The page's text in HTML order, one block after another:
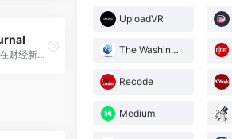
华尔街日报，着重在财经新闻的报道
UploadVR
The Washington Post-Technology
Recode
Medium